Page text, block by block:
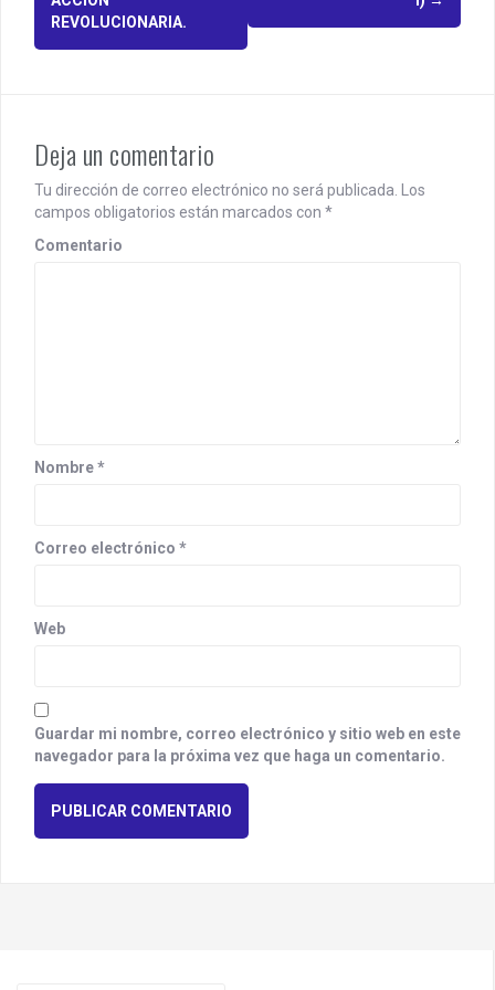
n
v
i
g
a
REVOLUCIONARIA.
Deja un comentario
Tu dirección de correo electrónico no será publicada.
Los
campos obligatorios están marcados con *
Comentario
Nombre*
Correo electrónico *
Web
Guardar mi nombre, correo electrónico y sitio web en este
navegador para la próxima vez que haga un comentario.